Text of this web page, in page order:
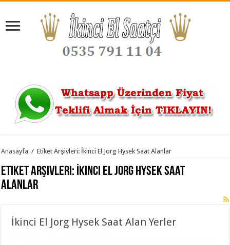
Anasayfa / Etiket Arşivleri: İkinci El Jorg Hysek Saat Alanlar
Etiket Arşivleri: İkinci El Jorg Hysek Saat
Alanlar
İkinci El Jorg Hysek Saat Alan Yerler